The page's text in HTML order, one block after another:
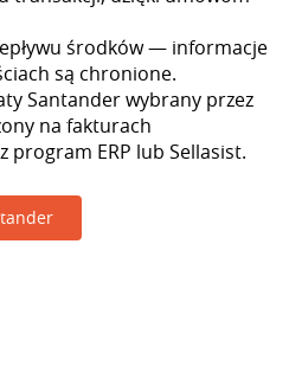
środków — informacje
są chronione.
Santander wybrany przez
na fakturach
program ERP lub Sellasist.